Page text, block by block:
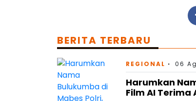
BERITA TERBARU
REGIONAL 06
Harumkan
Film AI Terima